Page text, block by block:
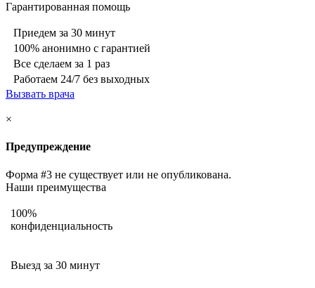
Гарантированная помощь
Приедем за 30 минут
100% анонимно с гарантией
Все сделаем за 1 раз
Работаем 24/7 без выходных
Вызвать врача
×
Предупреждение
Форма #3 не существует или не опубликована.
Наши преимущества
100%
конфиденциальность
Выезд за 30 минут